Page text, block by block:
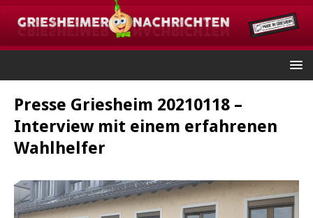
Presse Griesheim 20210118 –
Interview mit einem erfahrenen
Wahlhelfer